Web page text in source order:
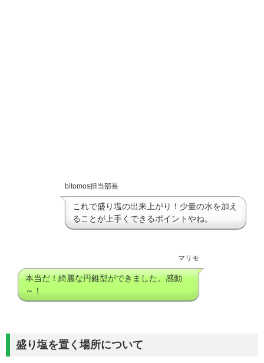
bitomos担当部長
これで盛り塩の出来上がり！少量の水を加え
ることが上手くできるポイントやね。
マリモ
本当だ！綺麗な円錐型ができました。感動
～！
盛り塩を置く場所について